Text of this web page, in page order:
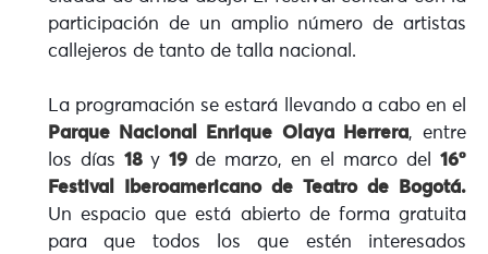
participación de un amplio número de artistas
callejeros de tanto de talla nacional.
La programación se estará llevando a cabo en el
Parque Nacional Enrique Olaya Herrera, entre
los días 18 y 19 de marzo, en el marco del 16º
Festival Iberoamericano de Teatro de Bogotá.
Un espacio que está abierto de forma gratuita
para que todos los que estén interesados